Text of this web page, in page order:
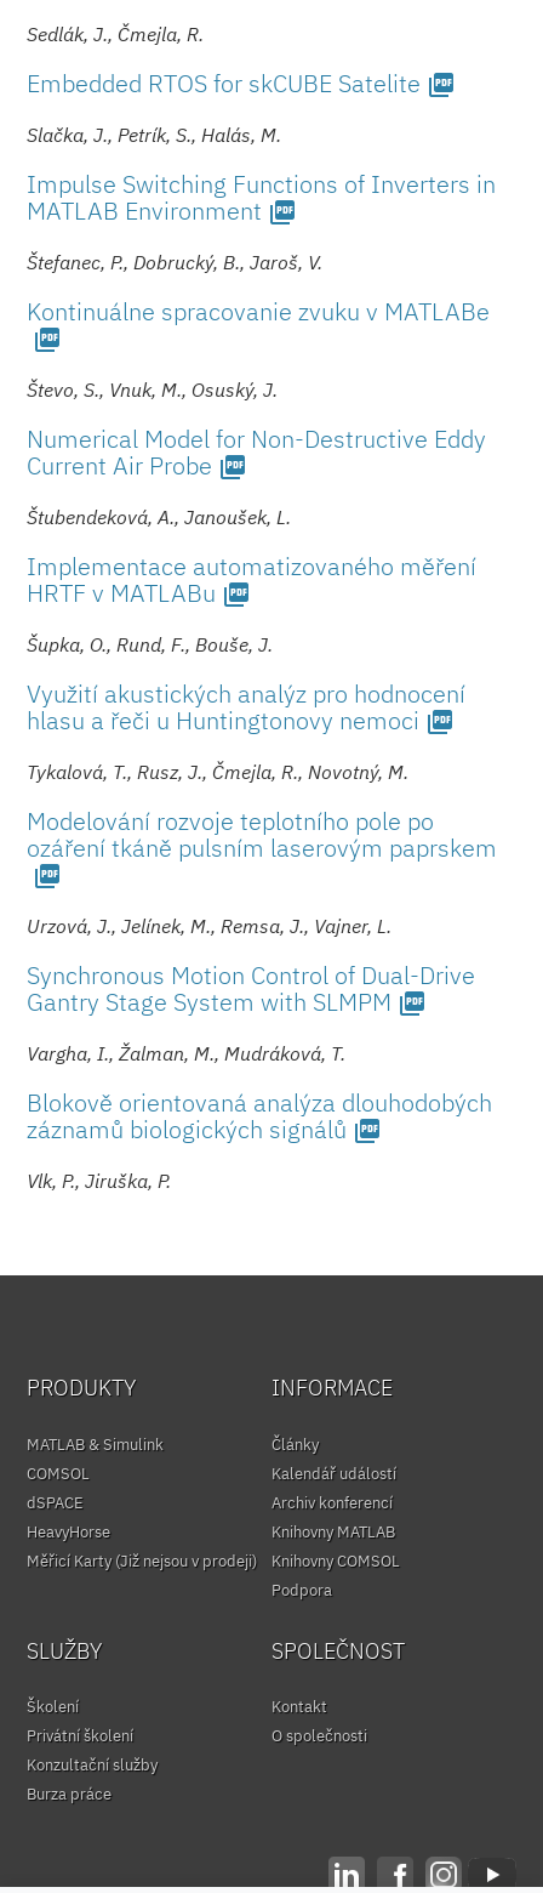
Sedlák, J., Čmejla, R.
Embedded RTOS for skCUBE Satelite picture_as_pdf
Slačka, J., Petrík, S., Halás, M.
Impulse Switching Functions of Inverters in
MATLAB Environment picture_as_pdf
Štefanec, P., Dobrucký, B., Jaroš, V.
Kontinuálne spracovanie zvuku v MATLABe
picture_as_pdf
Števo, S., Vnuk, M., Osuský, J.
Numerical Model for Non-Destructive Eddy
Current Air Probe picture_as_pdf
Štubendeková, A., Janoušek, L.
Implementace automatizovaného měření
HRTF v MATLABu picture_as_pdf
Šupka, O., Rund, F., Bouše, J.
Využití akustických analýz pro hodnocení
hlasu a řeči u Huntingtono­vy nemoci picture_as_pdf
Tykalová, T., Rusz, J., Čmejla, R., Novotný, M.
Modelování rozvoje teplotního pole po
ozáření tkáně pulsním laserovým paprskem
picture_as_pdf
Urzová, J., Jelínek, M., Remsa, J., Vajner, L.
Synchronous Motion Control of Dual-Drive
Gantry Stage System with SLMPM picture_as_pdf
Vargha, I., Žalman, M., Mudráková, T.
Blokově orientovaná analýza dlouhodobých
záznamů biologických signálů picture_as_pdf
Vlk, P., Jiruška, P.
PRODUKTY
MATLAB & Simulink
COMSOL
dSPACE
HeavyHorse
Měřicí Karty (Již nejsou v prodeji)
INFORMACE
Články
Kalendář událostí
Archiv konferencí
Knihovny MATLAB
Knihovny COMSOL
Podpora
SLUŽBY
Školení
Privátní školení
Konzultační služby
Burza práce
SPOLEČNOST
Kontakt
O společnosti